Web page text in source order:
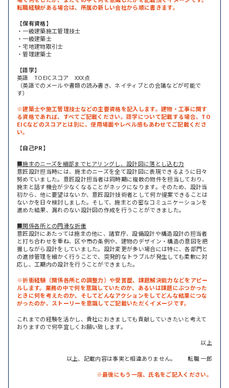
転職経験がある場合は、所属の新しい会社から順に書きます。
【保有資格】
・一級建築施工管理技士
・一級建築士
・宅地建物取引士
・管理建築士
【語学】
英語 TOEICスコア XXX点
（英語でのメールや書類の読み書き、ネイティブとの会議などが可能で
す）
※建築士や施工管理技士などの主要資格を記入します。建物・工事に関す
る資格であれば、すべてご記載ください。語学について記載する場合、TO
EICなどのスコアとは別に、使用場面やレベル感もあわせてご記載くださ
い。
【自己PR】
■施主のニーズを細部までヒアリングし、設計図に落とし込む力
意匠設計担当時には、施主のニーズを全て設計図に表現できるように日々
努めていました。意匠設計担当者は同時期に複数の物件を担当しており、
施主と話す機会が少なくなることがネックになります。そのため、設計当
初から、他に要望はないか、意匠設計技術者として何か提案できることは
ないかを日々検討しました。そして、施主との密なコミュニケーションを
進めた結果、漏れのない設計図の作成を行うことができました。
■関係各所との円滑な折衝
意匠設計にあたっては施主の他に、諸官庁、設備設計や構造設計の担当者
と打ち合わせを重ね、区や市の条例や、建物のデザイン・構造の意図を把
握しながら設計をしていました。設計変更が多い場合には特に、各部門と
の進捗管理を細かく行うことで、突発的なトラブルが発生しても柔軟に対
応し、工期内の設計を行うことができました。
※折衝経験（関係各所との調整力）や受賞歴、課題解決能力などをアピー
ルします。業務の中で何を意識していたのか、あるいは課題にぶつかった
ときに何を考えたのか、そしてどんなアクションをしてどんな結果につな
がったのか、ストーリーを意識してご記載いただくイメージです。
これまでの経験を活かし、貴社におきましても貢献していきたいと考えて
おりますので何卒宜しくお願い致します。
以上
以上、記載内容は事実と相違ありません。 転職 一郎
※最後にもう一度、氏名をご記入ください。